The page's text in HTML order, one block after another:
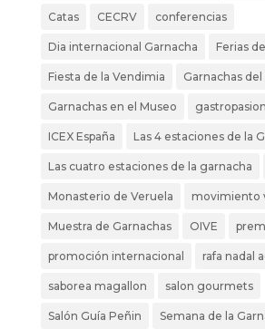
Catas CECRV conferencias
Dia internacional Garnacha Ferias
Fiesta de la Vendimia Garnachas
Garnachas en el Museo gastropasion
ICEX España Las 4 estaciones de la
Las cuatro estaciones de la garnacha
Monasterio de Veruela movimiento
Muestra de Garnachas OIVE
promoción internacional rafa nadal
saborea magallon salon gourmets
Salón Guía Peñin Semana de la